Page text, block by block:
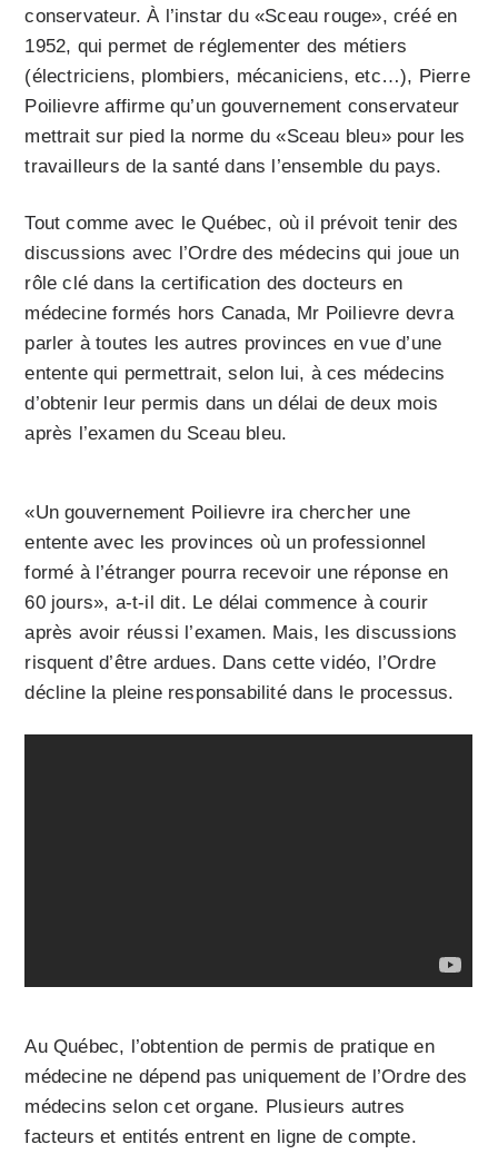
conservateur. À l’instar du «Sceau rouge», créé en
1952, qui permet de réglementer des métiers
(électriciens, plombiers, mécaniciens, etc…), Pierre
Poilievre affirme qu’un gouvernement conservateur
mettrait sur pied la norme du «Sceau bleu» pour les
travailleurs de la santé dans l’ensemble du pays.
Tout comme avec le Québec, où il prévoit tenir des
discussions avec l’Ordre des médecins qui joue un
rôle clé dans la certification des docteurs en
médecine formés hors Canada, Mr Poilievre devra
parler à toutes les autres provinces en vue d’une
entente qui permettrait, selon lui, à ces médecins
d’obtenir leur permis dans un délai de deux mois
après l’examen du Sceau bleu.
«Un gouvernement Poilievre ira chercher une
entente avec les provinces où un professionnel
formé à l’étranger pourra recevoir une réponse en
60 jours», a-t-il dit. Le délai commence à courir
après avoir réussi l’examen. Mais, les discussions
risquent d’être ardues. Dans cette vidéo, l’Ordre
décline la pleine responsabilité dans le processus.
Au Québec, l’obtention de permis de pratique en
médecine ne dépend pas uniquement de l’Ordre des
médecins selon cet organe. Plusieurs autres
facteurs et entités entrent en ligne de compte.